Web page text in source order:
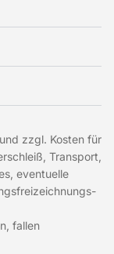
zzgl. Kosten für
Transport,
eventuelle
fallen